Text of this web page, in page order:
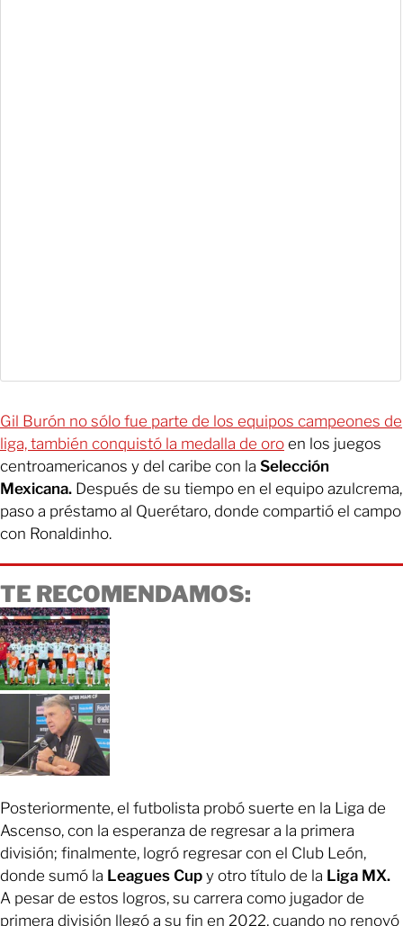
Gil Burón no sólo fue parte de los equipos campeones de
liga, también conquistó la medalla de oro en los juegos
centroamericanos y del caribe con la Selección
Mexicana. Después de su tiempo en el equipo azulcrema,
paso a préstamo al Querétaro, donde compartió el campo
con Ronaldinho.
TE RECOMENDAMOS:
Posteriormente, el futbolista probó suerte en la Liga de
Ascenso, con la esperanza de regresar a la primera
división; finalmente, logró regresar con el Club León,
donde sumó la Leagues Cup y otro título de la Liga MX.
A pesar de estos logros, su carrera como jugador de
primera división llegó a su fin en 2022, cuando no renovó